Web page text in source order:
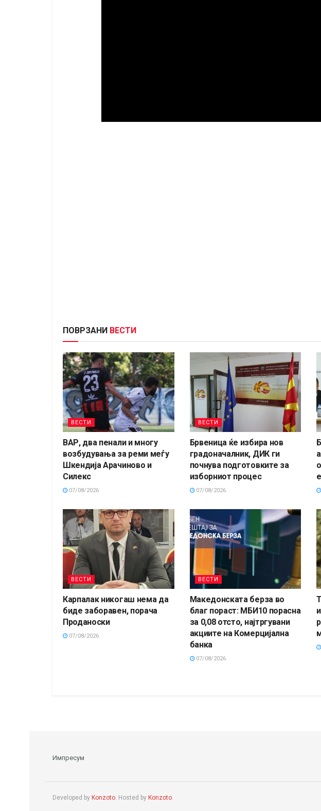
ПОВРЗАНИ ВЕСТИ
ВЕСТИ
ВАР, два пенали и многу
возбудувања за реми меѓу
Шкендија Арачиново и
Силекс
07/08/2026
ВЕСТИ
Брвеница ќе избира нов
градоначалник, ДИК ги
почнува подготовките за
изборниот процес
07/08/2026
ВЕСТИ
Карпалак никогаш нема да
биде заборавен, порача
Проданоски
07/08/2026
ВЕСТИ
Македонската берза во
благ пораст: МБИ10 порасна
за 0,08 отсто, најтргувани
акциите на Комерцијална
банка
07/08/2026
Импресум
Developed by Konzoto . Hosted by Konzoto